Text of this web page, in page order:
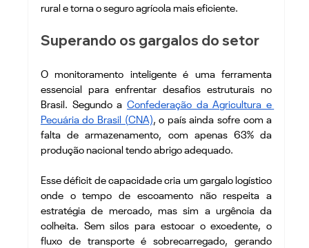
rural e torna o seguro agrícola mais eficiente.
Superando os gargalos do setor
O monitoramento inteligente é uma ferramenta
essencial para enfrentar desafios estruturais no
Brasil. Segundo a Confederação da Agricultura e
Pecuária do Brasil (CNA), o país ainda sofre com a
falta de armazenamento, com apenas 63% da
produção nacional tendo abrigo adequado.
Esse déficit de capacidade cria um gargalo logístico
onde o tempo de escoamento não respeita a
estratégia de mercado, mas sim a urgência da
colheita. Sem silos para estocar o excedente, o
fluxo de transporte é sobrecarregado, gerando